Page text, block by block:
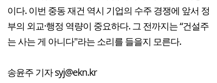
이다. 이번 중동 재건 역시 기업의 수주 경쟁에 앞서 정
부의 외교·행정 역량이 중요하다. 그 전까지는 “건설주
는 사는 게 아니다"라는 소리를 들을지 모른다.
송윤주 기자 syj@ekn.kr